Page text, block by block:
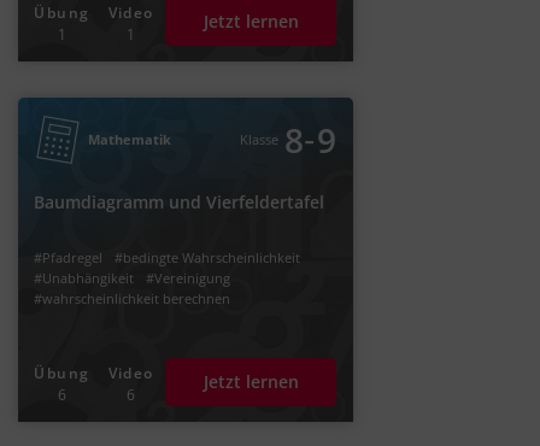
Übung
1
Video
1
Jetzt lernen
Mathematik Klasse 8‐9
Baumdiagramm und Vierfeldertafel
#Pfadregel
#bedingte Wahrscheinlichkeit
#Unabhängikeit
#Vereinigung
#wahrscheinlichkeit berechnen
Übung
6
Video
6
Jetzt lernen